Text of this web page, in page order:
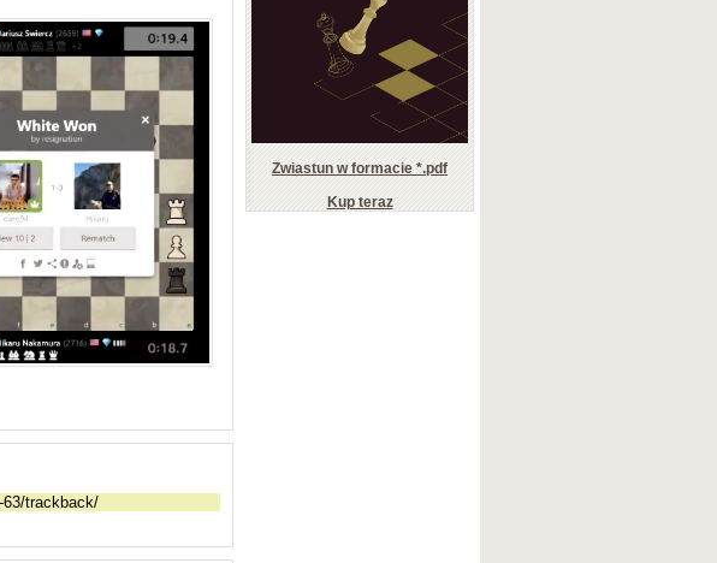
Zwiastun w formacie *.pdf
Kup teraz